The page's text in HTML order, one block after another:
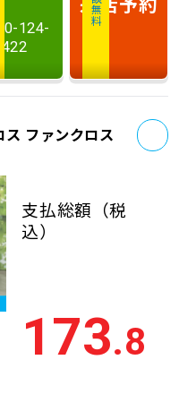
124-
422
ファンクロス
支払総額 （税
込）
173.8